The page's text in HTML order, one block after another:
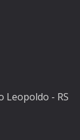
Leopoldo - RS